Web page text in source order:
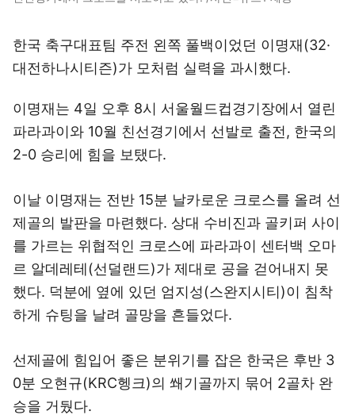
한국 축구대표팀 주전 왼쪽 풀백이었던 이명재(32·
대전하나시티즌)가 모처럼 실력을 과시했다.
이명재는 4일 오후 8시 서울월드컵경기장에서 열린
파라과이와 10월 친선경기에서 선발로 출전, 한국의
2-0 승리에 힘을 보탰다.
이날 이명재는 전반 15분 날카로운 크로스를 올려 선
제골의 발판을 마련했다. 상대 수비진과 골키퍼 사이
를 가르는 위협적인 크로스에 파라과이 센터백 오마
르 알데레테(선덜랜드)가 제대로 공을 걷어내지 못
했다. 덕분에 옆에 있던 엄지성(스완지시티)이 침착
하게 슈팅을 날려 골망을 흔들었다.
선제골에 힘입어 좋은 분위기를 잡은 한국은 후반 3
0분 오현규(KRC헹크)의 쐐기골까지 묶어 2골차 완
승을 거뒀다.